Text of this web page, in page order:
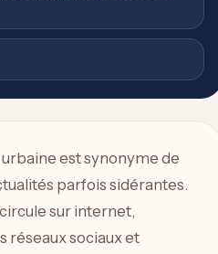
est synonyme de
parfois sidérantes.
sur internet,
réseaux sociaux et